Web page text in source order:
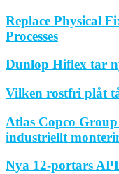
Replace Physical
Processes
Dunlop Hiflex tar
Vilken rostfri plåt
Atlas Copco
industriellt
Nya 12-portars